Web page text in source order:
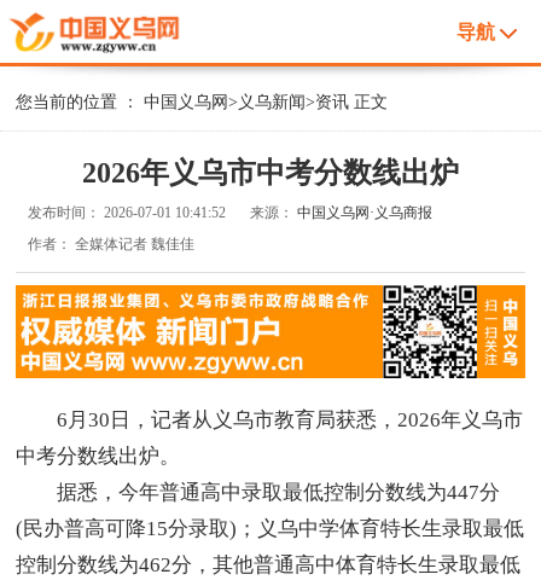
导航
您当前的位置 ：中国义乌网> 义乌新闻>资讯 正文
2026年义乌市中考分数线出炉
发布时间：2026-07-01 10:41:52 来源：中国义乌网·义乌商报
作者：全媒体记者 魏佳佳
6月30日，记者从义乌市教育局获悉，2026年义乌市
中考分数线出炉。
据悉，今年普通高中录取最低控制分数线为447分
(民办普高可降15分录取)；义乌中学体育特长生录取最低
控制分数线为462分，其他普通高中体育特长生录取最低